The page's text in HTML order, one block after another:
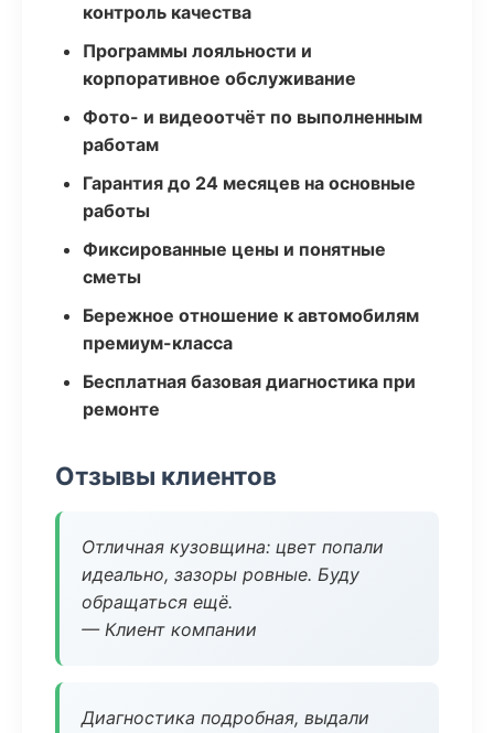
контроль качества
Программы лояльности и
корпоративное обслуживание
Фото- и видеоотчёт по выполненным
работам
Гарантия до 24 месяцев на основные
работы
Фиксированные цены и понятные
сметы
Бережное отношение к автомобилям
премиум-класса
Бесплатная базовая диагностика при
ремонте
Отзывы клиентов
Отличная кузовщина: цвет попали
идеально, зазоры ровные. Буду
обращаться ещё.
— Клиент компании
Диагностика подробная, выдали